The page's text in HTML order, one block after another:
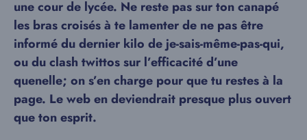
une cour de lycée. Ne reste pas sur ton canapé
les bras croisés à te lamenter de ne pas être
informé du dernier kilo de je-sais-même-pas-qui,
ou du clash twittos sur l’efficacité d’une
quenelle; on s’en charge pour que tu restes à la
page. Le web en deviendrait presque plus ouvert
que ton esprit.